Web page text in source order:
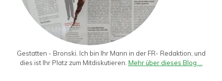
Gestatten - Bronski. Ich bin Ihr Mann in der FR- Redaktion, und
dies ist Ihr Platz zum Mitdiskutieren. Mehr über dieses Blog ...